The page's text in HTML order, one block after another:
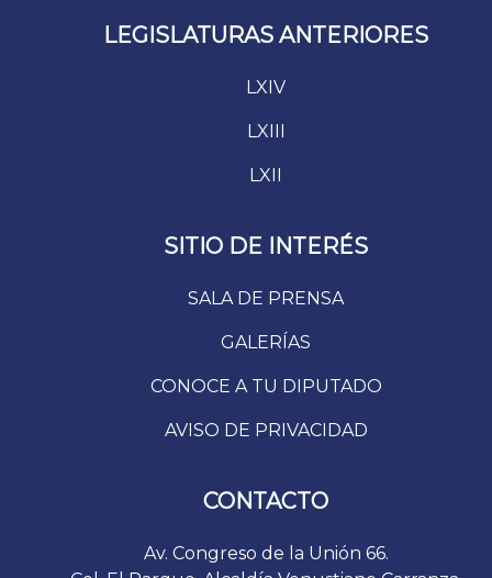
LEGISLATURAS ANTERIORES
LXIV
LXIII
LXII
SITIO DE INTERÉS
SALA DE PRENSA
GALERÍAS
CONOCE A TU DIPUTADO
AVISO DE PRIVACIDAD
CONTACTO
Av. Congreso de la Unión 66.